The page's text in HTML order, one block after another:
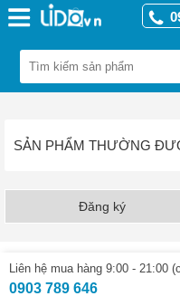
-
Sức
-
Handmade
SẢN PHẨM THƯỜNG
Đăng ký
Liên hệ mua hàng 9:00 - 21:00
0903 789 646